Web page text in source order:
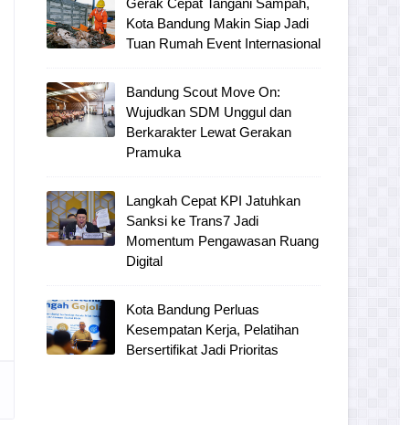
Gerak Cepat Tangani Sampah,
Kota Bandung Makin Siap Jadi
Tuan Rumah Event Internasional
Bandung Scout Move On:
Wujudkan SDM Unggul dan
Berkarakter Lewat Gerakan
Pramuka
Langkah Cepat KPI Jatuhkan
Sanksi ke Trans7 Jadi
Momentum Pengawasan Ruang
Digital
Kota Bandung Perluas
Kesempatan Kerja, Pelatihan
Bersertifikat Jadi Prioritas